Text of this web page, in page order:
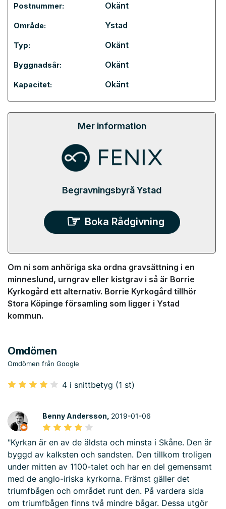
Postnummer: Okänt
Område: Ystad
Typ: Okänt
Byggnadsår: Okänt
Kapacitet: Okänt
Mer information
Begravningsbyrå Ystad
Boka Rådgivning
Om ni som anhöriga ska ordna gravsättning i en
minneslund, urngrav eller kistgrav i så är Borrie
Kyrkogård ett alternativ. Borrie Kyrkogård tillhör
Stora Köpinge församling som ligger i Ystad
kommun.
Omdömen
Omdömen från Google
4 i snittbetyg (1 st)
Benny Andersson, 2019-01-06
"Kyrkan är en av de äldsta och minsta i Skåne. Den är
byggd av kalksten och sandsten. Den tillkom troligen
under mitten av 1100-talet och har en del gemensamt
med de anglo-iriska kyrkorna. Främst gäller det
triumfbågen och området runt den. På vardera sida
om triumfbågen finns två mindre bågar. Dessa utgör